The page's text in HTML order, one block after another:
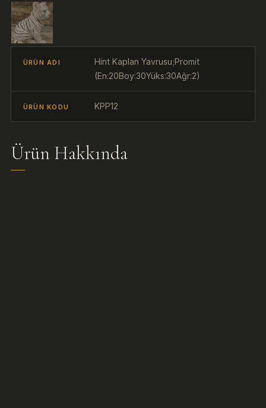
ÜRÜN ADI
Hint Kaplan Yavrusu;Promit
(En:20Boy:30Yüks:30Ağr:2)
ÜRÜN KODU KPP12
Ürün Hakkında